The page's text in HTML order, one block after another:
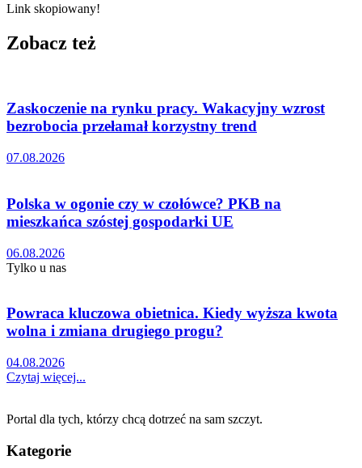
Link skopiowany!
Zobacz też
Zaskoczenie na rynku pracy. Wakacyjny wzrost
bezrobocia przełamał korzystny trend
07.08.2026
Polska w ogonie czy w czołówce? PKB na
mieszkańca szóstej gospodarki UE
06.08.2026
Tylko u nas
Powraca kluczowa obietnica. Kiedy wyższa kwota
wolna i zmiana drugiego progu?
04.08.2026
Czytaj więcej...
Portal dla tych, którzy chcą dotrzeć na sam szczyt.
Kategorie